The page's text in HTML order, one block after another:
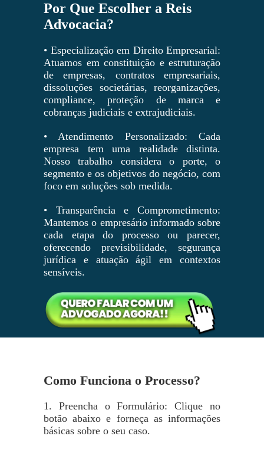
Por Que Escolher a Reis
Advocacia?
• Especialização em Direito Empresarial:
Atuamos em constituição e estruturação
de empresas, contratos empresariais,
dissoluções societárias, reorganizações,
compliance, proteção de marca e
cobranças judiciais e extrajudiciais.
• Atendimento Personalizado: Cada
empresa tem uma realidade distinta.
Nosso trabalho considera o porte, o
segmento e os objetivos do negócio, com
foco em soluções sob medida.
• Transparência e Comprometimento:
Mantemos o empresário informado sobre
cada etapa do processo ou parecer,
oferecendo previsibilidade, segurança
jurídica e atuação ágil em contextos
sensíveis.
Como Funciona o Processo?
1. Preencha o Formulário: Clique no
botão abaixo e forneça as informações
básicas sobre o seu caso.